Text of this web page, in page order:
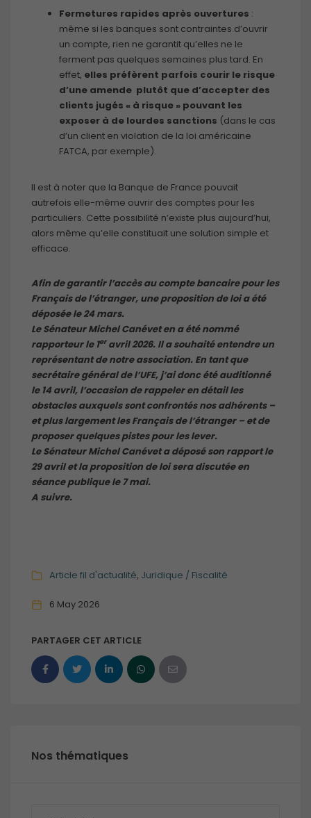
Fermetures rapides après ouvertures :
même si les banques sont contraintes d’ouvrir
un compte, rien ne garantit qu’elles ne le
ferment pas quelques semaines plus tard. En
effet, elles préfèrent parfois courir le risque
d’une amende plutôt que d’accepter des
clients jugés « à risque » pouvant les
exposer à de lourdes sanctions (dans le cas
d’un client en violation de la loi américaine
FATCA, par exemple).
Il est à noter que la Banque de France pouvait
autrefois elle-même ouvrir des comptes pour les
particuliers. Cette possibilité n’existe plus aujourd’hui,
alors même qu’elle constituait une solution simple et
efficace.
Afin de garantir l’accès au compte bancaire pour les
Français de l’étranger, une proposition de loi a été
déposée le 24 mars.
Le Sénateur Michel Canévet en a été nommé
rapporteur le 1eravril 2026. Il a souhaité entendre un
représentant de notre association. En tant que
secrétaire général de l’UFE, j’ai donc été auditionné
le 14 avril, l’occasion de rappeler en détail les
obstacles auxquels sont confrontés nos adhérents –
et plus largement les Français de l’étranger – et de
proposer quelques pistes pour les lever.
Le Sénateur Michel Canévet a déposé son rapport le
29 avril et la proposition de loi sera discutée en
séance publique le 7 mai.
A suivre.
Article fil d'actualité Juridique / Fiscalité
6 May 2026
PARTAGER CET ARTICLE
Nos thématiques